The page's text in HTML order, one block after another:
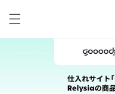
ンツに
進む